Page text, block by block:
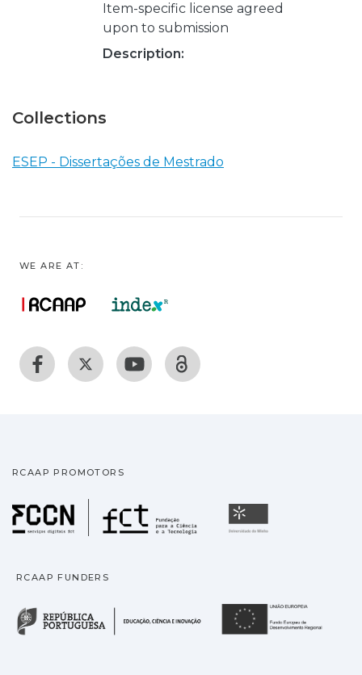
Item-specific license agreed
upon to submission
Description:
Collections
ESEP - Dissertações de Mestrado
WE ARE AT:
RCAAP PROMOTORS
Fundação para a
RCAAP FUNDERS
República Portuguesa